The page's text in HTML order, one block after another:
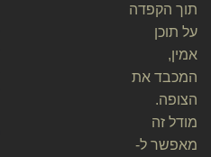
תוך הקפדה
על תוכן
אמין,
המכבד את
הצופה.
מודל זה
מאפשר ל-